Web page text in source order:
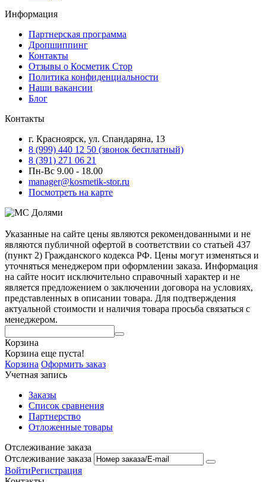
Информация
Партнерская программа
Дропшиппинг
Контакты
Отзывы о Косметик Стор
Политика конфиденциальности
Наши вакансии
Блог
Контакты
г. Красноярск, ул. Спандаряна, 13
8 (999) 440 12 50 (звонок бесплатный)
8 (391) 271 06 21
Пн-Вс 9.00 - 18.00
manager@kosmetik-stor.ru
Посмотреть на карте
Указанные на сайте цены являются рекомендованными и не
являются публичной офертой в соответствии со статьей 437
(пункт 2) Гражданского кодекса РФ. Цены могут изменяться и
уточняться менеджером при оформлении заказа. Информация
на сайте носит исключительно справочный характер и не
является предложением о заключении договора на условиях,
представленных в описании товара. Для подтверждения
актуальной стоимости и наличия товара просьба связаться с
менеджером.
Корзина
Корзина еще пуста!
Корзина Оформить заказ
Учетная запись
Заказы
Список сравнения
Партнерство
Отложенные товары
Отслеживание заказа
Отслеживание заказа
ВойтиРегистрация